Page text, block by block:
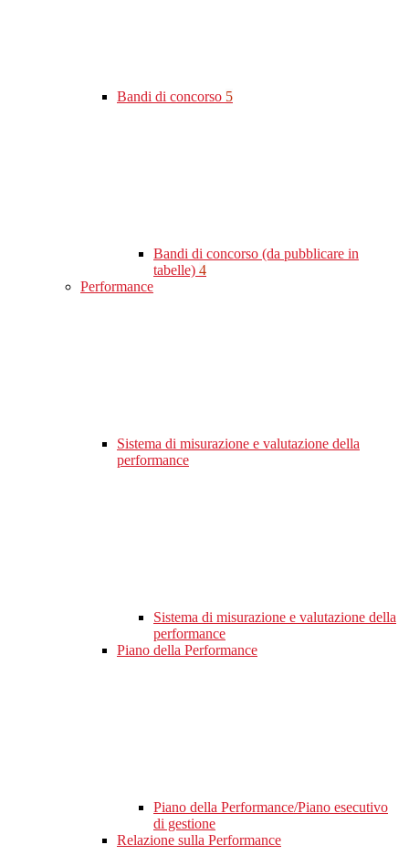
Bandi di concorso 5
Bandi di concorso (da pubblicare in
tabelle) 4
Performance
Sistema di misurazione e valutazione della
performance
Sistema di misurazione e valutazione della
performance
Piano della Performance
Piano della Performance/Piano esecutivo
di gestione
Relazione sulla Performance